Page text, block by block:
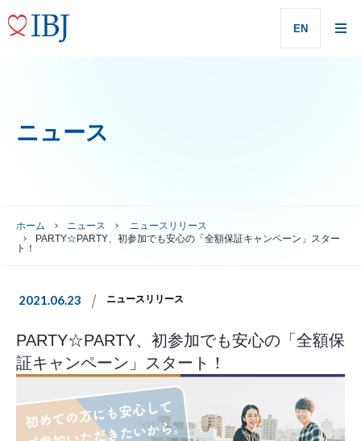
EN
ニュース
ホーム ニュース
ニュースリリース
PARTY☆PARTY、初参加でも安心の「全額保証キャンペーン」スター
ト！
2021.06.23 ニュースリリース
PARTY☆PARTY、初参加でも安心の「全額保
証キャンペーン」スタート！